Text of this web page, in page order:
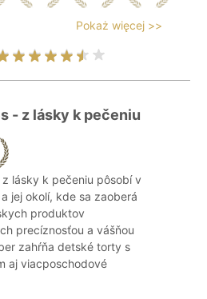
Pokaż więcej >>
- z lásky k pečeniu
lásky k pečeniu pôsobí v
jej okolí, kde sa zaoberá
produktov
precíznosťou a vášňou
zahŕňa detské torty s
aj viacposchodové